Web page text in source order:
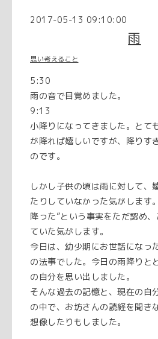
2017-05-13 09:10:00
雨
思い考えること
5:30
雨の音で目覚めました。
9:13
小降りになってきました。とて
が降れば嬉しいですが、降りす
のです。
しかし子供の頃は雨に対して、
たりしていなかった気がします
降った”という事実をただ認め
ていた気がします。
今日は、幼少期にお世話になっ
の法事でした。今日の雨降りと
の自分を思い出しました。
そんな過去の記憶と、現在の自
の中で、お坊さんの読経を聞き
想像したりもしました。